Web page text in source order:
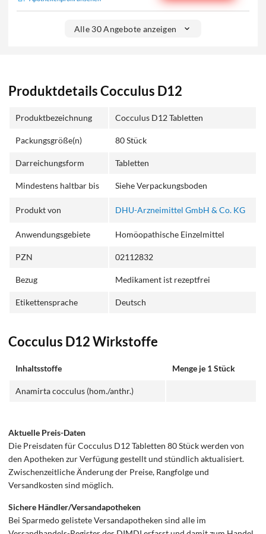
Alle 30 Angebote anzeigen
Produktdetails Cocculus D12
Produktbezeichnung Cocculus D12 Tabletten
Packungsgröße(n) 80 Stück
Darreichungsform Tabletten
Mindestens haltbar bis Siehe Verpackungsboden
Produkt von DHU-Arzneimittel GmbH & Co. KG
Anwendungsgebiete Homöopathische Einzelmittel
PZN 02112832
Bezug Medikament ist rezeptfrei
Etikettensprache Deutsch
Cocculus D12 Wirkstoffe
Inhaltsstoffe Menge je 1 Stück
Anamirta cocculus (hom./anthr.)
Aktuelle Preis-Daten
Die Preisdaten für Cocculus D12 Tabletten 80 Stück werden von
den Apotheken zur Verfügung gestellt und stündlich aktualisiert.
Zwischenzeitliche Änderung der Preise, Rangfolge und
Versandkosten sind möglich.
Sichere Händler/Versandapotheken
Bei Sparmedo gelistete Versandapotheken sind alle im